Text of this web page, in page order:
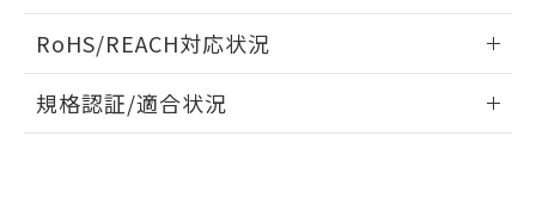
A: 50mm以上、B: 35mm以上
検出物体の大きさと材質による影響
ドすることができます。
ログイン/会員登録
RoHS/REACH対応状況
EU RoHS 注意事項・凡例
規格認証/適合状況